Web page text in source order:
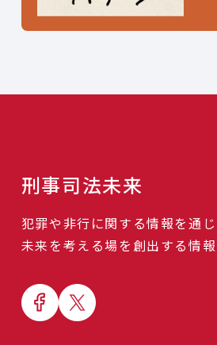
刑事司法未来
犯罪や非行に関する情報を通じ
未来を考える場を創出する情